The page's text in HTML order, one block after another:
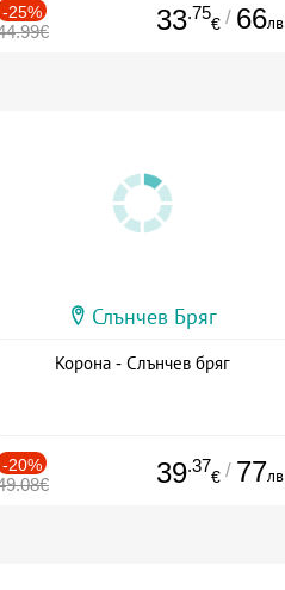
-25% 33.75
€ / 66лв.
Слънчев Бряг
Корона - Слънчев бряг
-20% 39.37
€ / 77лв.